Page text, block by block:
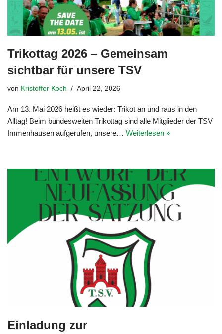
Trikottag 2026 – Gemeinsam
sichtbar für unsere TSV
von Kristoffer Koch April 22, 2026
Am 13. Mai 2026 heißt es wieder: Trikot an und raus in den
Alltag! Beim bundesweiten Trikottag sind alle Mitglieder der TSV
Immenhausen aufgerufen, unsere… Weiterlesen »
Einladung zur